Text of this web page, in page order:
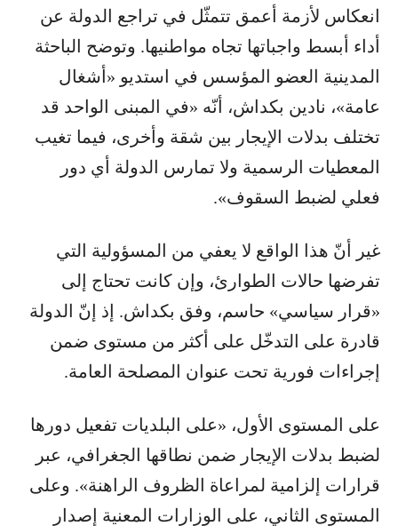
انعكاس لأزمة أعمق تتمثّل في تراجع الدولة عن
أداء أبسط واجباتها تجاه مواطنيها. وتوضح الباحثة
المدينية العضو المؤسس في استديو «أشغال
عامة»، نادين بكداش، أنّه «في المبنى الواحد قد
تختلف بدلات الإيجار بين شقة وأخرى، فيما تغيب
المعطيات الرسمية ولا تمارس الدولة أي دور
فعلي لضبط السقوف».
غير أنّ هذا الواقع لا يعفي من المسؤولية التي
تفرضها حالات الطوارئ، وإن كانت تحتاج إلى
«قرار سياسي» حاسم، وفق بكداش. إذ إنّ الدولة
قادرة على التدخّل على أكثر من مستوى ضمن
إجراءات فورية تحت عنوان المصلحة العامة.
على المستوى الأول، «على البلديات تفعيل دورها
لضبط بدلات الإيجار ضمن نطاقها الجغرافي، عبر
قرارات إلزامية لمراعاة الظروف الراهنة». وعلى
المستوى الثاني، على الوزارات المعنية إصدار